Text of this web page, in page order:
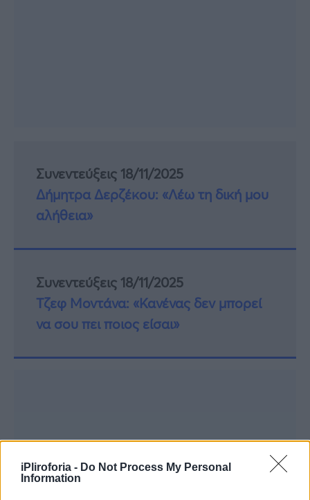
iPliroforia - Do Not Process My Personal
Information
Συνεντεύξεις 18/11/2025
Δήμητρα Δερζέκου: «Λέω τη δική μου
αλήθεια»
Συνεντεύξεις 18/11/2025
Τζεφ Μοντάνα: «Κανένας δεν μπορεί
να σου πει ποιος είσαι»